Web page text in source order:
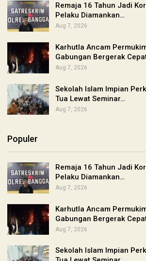
Remaja 16 Tahun Jadi
Pelaku Diamankan…
Aug 7, 2026
Karhutla Ancam
Gabungan Bergerak
Aug 7, 2026
Sekolah Islam Impian
Tua Lewat Seminar…
Aug 7, 2026
Populer
Remaja 16 Tahun Jadi
Pelaku Diamankan…
Aug 7, 2026
Karhutla Ancam
Gabungan Bergerak
Aug 7, 2026
Sekolah Islam Impian